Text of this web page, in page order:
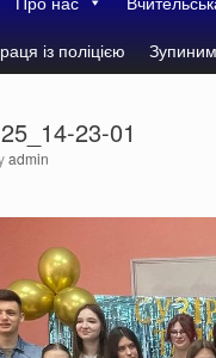
із поліцією
23-01
admin